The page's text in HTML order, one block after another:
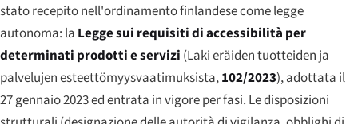
stato recepito nell'ordinamento finlandese come legge
autonoma: la Legge sui requisiti di accessibilità per
determinati prodotti e servizi (Laki eräiden tuotteiden ja
palvelujen esteettömyysvaatimuksista,102/2023), adottata il
27 gennaio 2023 ed entrata in vigore per fasi. Le disposizioni